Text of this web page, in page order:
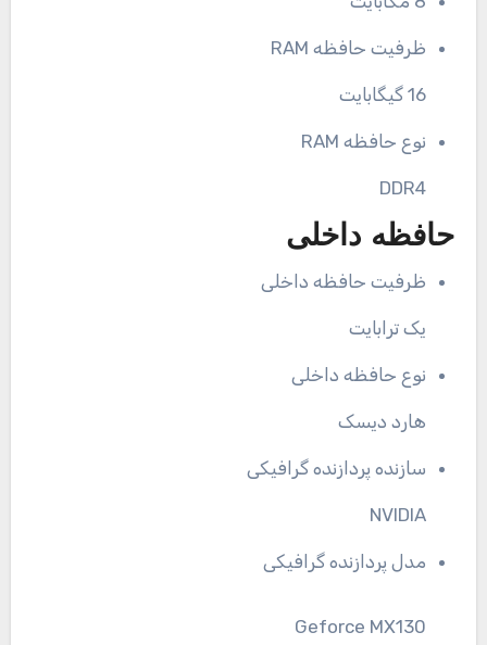
ظرفیت حافظه RAM
16 گیگابایت
نوع حافظه RAM
DDR4
حافظه داخلی
ظرفیت حافظه داخلی
یک ترابایت
نوع حافظه داخلی
هارد دیسک
سازنده پردازنده گرافیکی
NVIDIA
مدل پردازنده گرافیکی
Geforce MX130